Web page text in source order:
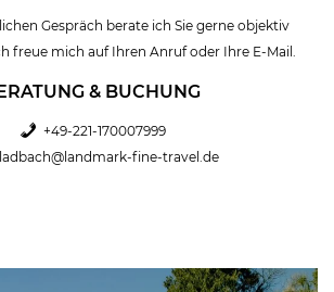
Gespräch berate ich Sie gerne objektiv
freue mich auf Ihren Anruf oder Ihre E-Mail.
& BUCHUNG
+49-221-170007999
fine-travel.de